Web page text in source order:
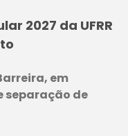
2027 da UFRR
em
separação de